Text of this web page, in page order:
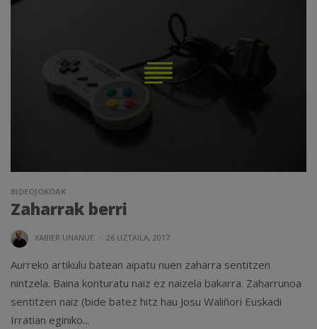
BIDEOJOKOAK
Zaharrak berri
XABIER UNANUE · 26 UZTAILA, 2017
Aurreko artikulu batean aipatu nuen zaharra sentitzen
nintzela. Baina konturatu naiz ez naizela bakarra. Zaharrunoa
sentitzen naiz (bide batez hitz hau Josu Waliñori Euskadi
Irratian eginiko...